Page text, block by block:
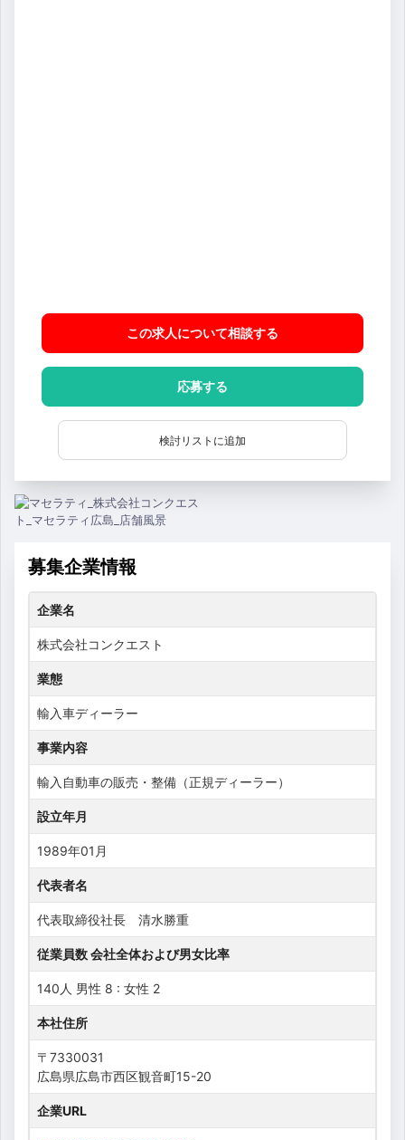
この求人について相談する
応募する
検討リストに追加
募集企業情報
企業名
株式会社コンクエスト
業態
輸入車ディーラー
事業内容
輸入自動車の販売・整備（正規ディーラー）
設立年月
1989年01月
代表者名
代表取締役社長 清水勝重
従業員数 会社全体および男女比率
140人 男性 8 : 女性 2
本社住所
〒7330031
広島県広島市西区観音町15-20
企業URL